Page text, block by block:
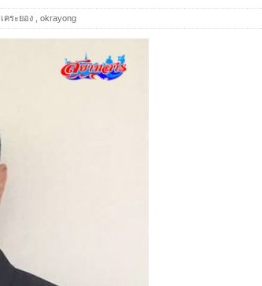
คระยอง okrayong